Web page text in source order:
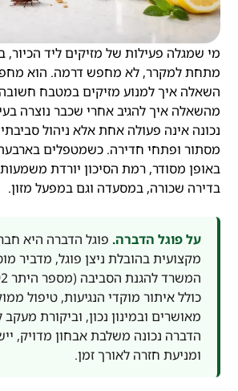
מי שמגלה פעילות של מזיקים ליד הכיור,
מתחת למקרר, לא מחפש דרמה. הוא
השאלה איך למנוע מזיקים במטבח
מהשאלה איך להגיב אחרי שכבר נוצרה
נכונה אינה פעולה אחת אלא ניהול
מסתור ופתחי חדירה. כשמטפלים
באופן מסודר, רמת הסיכון יורדת
בדירה שכורה, במסעדה וגם במפעל מזון.
על פוגל הדברה. פוגל הדברה היא
מקצועית בהובלת ניצן פוגל, מדביר
כולל איתור מוקדי הנגיעות, טיפול
מאושרים ובמינון נכון, וביקורת
הדברה נכונה משלבת אבחון מדויק,
ומניעת חזרה לאורך זמן.